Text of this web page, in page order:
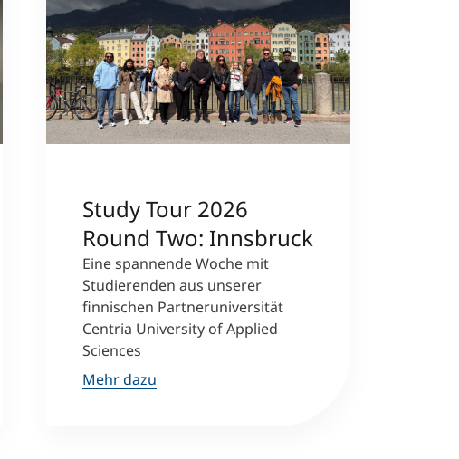
Study Tour 2026
Round Two: Innsbruck
Eine spannende Woche mit
Studierenden aus unserer
finnischen Partneruniversität
Centria University of Applied
Sciences
Mehr dazu